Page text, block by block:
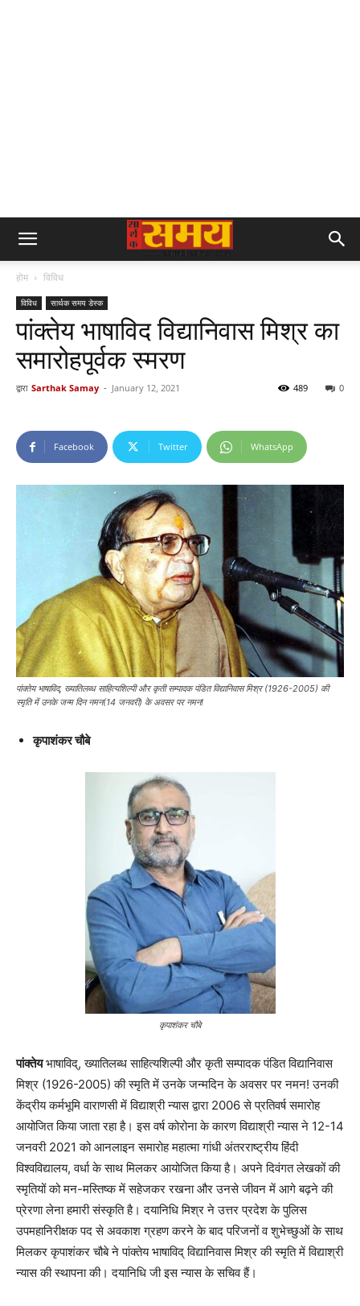
होम विविध
विविध सार्थक समय डेस्क
पांक्तेय भाषाविद विद्यानिवास मिश्र का
समारोहपूर्वक स्मरण
द्वारा Sarthak Samay - January 12, 2021 0
489
Facebook Twitter WhatsApp
पांक्तेय भाषाविद्, ख्यातिलब्ध साहित्यशिल्पी और कृती सम्पादक पंडित विद्यानिवास मिश्र (1926-2005) की
स्मृति में उनके जन्म दिन नमन(14 जनवरी) के अवसर पर नमन!
कृपाशंकर चौबे
कृपाशंकर चौबे
पांक्तेयभाषाविद्, ख्यातिलब्ध साहित्यशिल्पी और कृती सम्पादक पंडित विद्यानिवास
मिश्र (1926-2005) की स्मृति में उनके जन्मदिन के अवसर पर नमन! उनकी
केंद्रीय कर्मभूमि वाराणसी में विद्याश्री न्यास द्वारा 2006 से प्रतिवर्ष समारोह
आयोजित किया जाता रहा है। इस वर्ष कोरोना के कारण विद्याश्री न्यास ने 12-14
जनवरी 2021 को आनलाइन समारोह महात्मा गांधी अंतरराष्ट्रीय हिंदी
विश्वविद्यालय, वर्धा के साथ मिलकर आयोजित किया है। अपने दिवंगत लेखकों की
स्मृतियों को मन-मस्तिष्क में सहेजकर रखना और उनसे जीवन में आगे बढ़ने की
प्रेरणा लेना हमारी संस्कृति है। दयानिधि मिश्र ने उत्तर प्रदेश के पुलिस
उपमहानिरीक्षक पद से अवकाश ग्रहण करने के बाद परिजनों व शुभेच्छुओं के साथ
मिलकर कृपाशंकर चौबे ने पांक्तेय भाषाविद् विद्यानिवास मिश्र की स्मृति में विद्याश्री
न्यास की स्थापना की। दयानिधि जी इस न्यास के सचिव हैं।